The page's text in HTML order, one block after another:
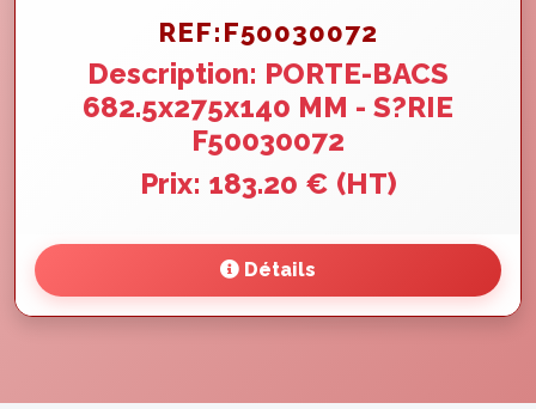
REF:F50030072
Description: PORTE-BACS
682.5x275x140 MM - S?RIE
F50030072
Prix: 183.20 € (HT)
Détails